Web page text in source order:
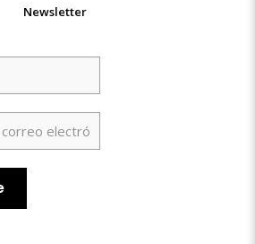
Newsletter